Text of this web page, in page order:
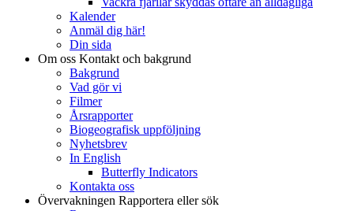
Kalender
Anmäl dig här!
Din sida
Om oss Kontakt och bakgrund
Bakgrund
Vad gör vi
Filmer
Årsrapporter
Biogeografisk uppföljning
Nyhetsbrev
In English
Butterfly Indicators
Kontakta oss
Övervakningen Rapportera eller sök